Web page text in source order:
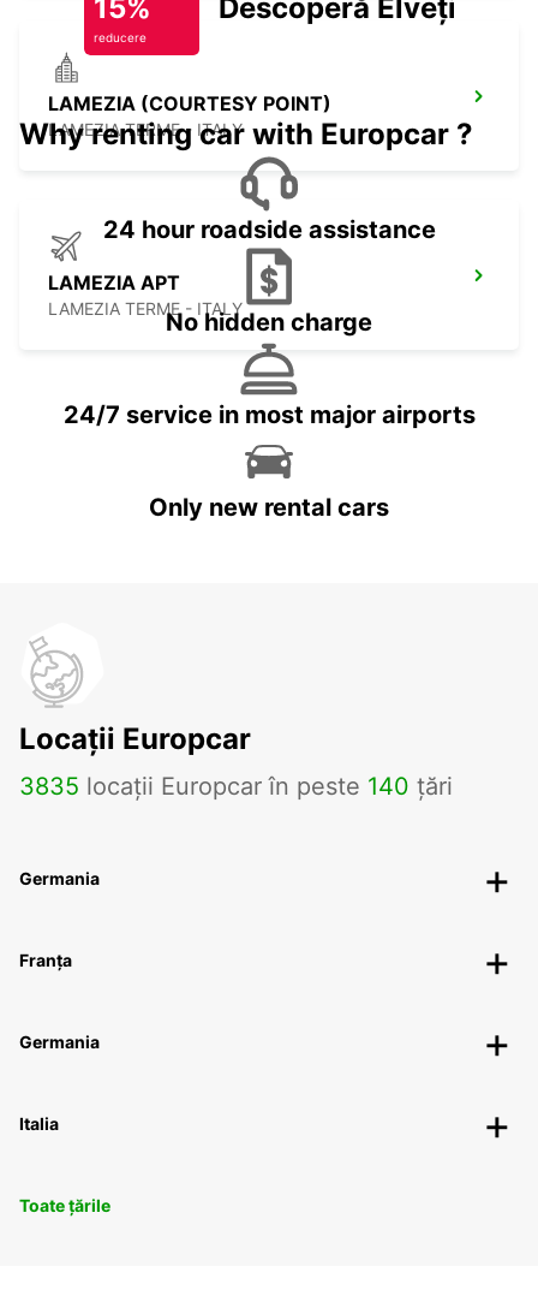
LAMEZIA (COURTESY POINT)
LAMEZIA TERME - ITALY
LAMEZIA APT
LAMEZIA TERME - ITALY
15%
reducere
Descoperă Elveția
Why renting car with Europcar ?
24 hour roadside assistance
No hidden charge
24/7 service in most major airports
Only new rental cars
Locații Europcar
3835 locații Europcar în peste 140 țări
Germania
Franța
Germania
Italia
Toate țările